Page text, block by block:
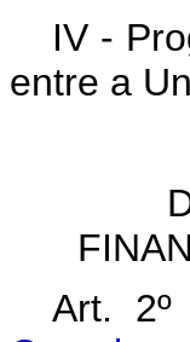
IV -
entre a
Art.